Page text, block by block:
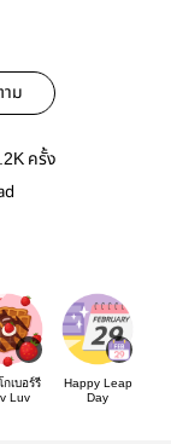
ม
ครั้ง
เบอร์รี
Luv
Happy Leap
Day